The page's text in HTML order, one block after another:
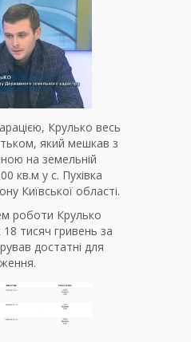
Крулько весь
який мешкав з
на земельній
кв.м у с. Пухівка
Київської області.
роботи Крулько
тисяч гривень за
достатні для